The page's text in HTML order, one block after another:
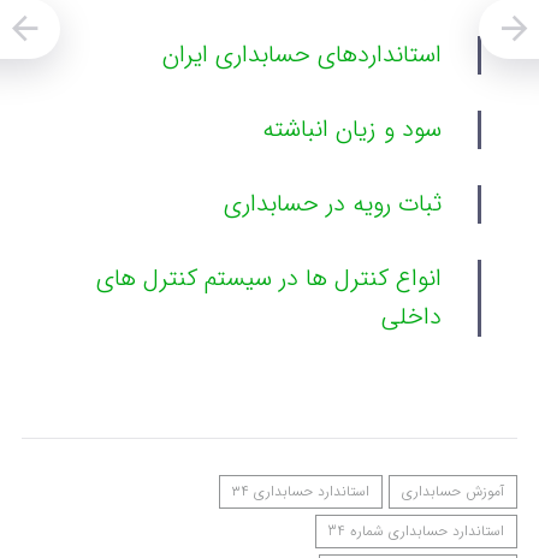
استانداردهای حسابداری ایران
سود و زیان انباشته
ثبات رویه در حسابداری
انواع کنترل ها در سیستم کنترل های
داخلی
آموزش حسابداری
استاندارد حسابداری ۳۴
استاندارد حسابداری شماره 34